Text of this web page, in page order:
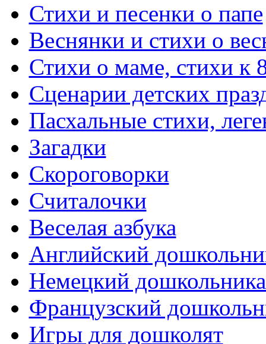
Стихи и песенки о папе
Веснянки и стихи о
Стихи о маме, стихи к
Сценарии детских
Пасхальные стихи,
Загадки
Скороговорки
Считалочки
Веселая азбука
Английский
Немецкий
Французский
Игры для дошколят